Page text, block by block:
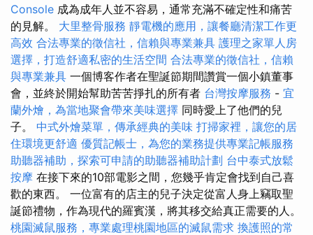
Console 成為成年人並不容易，通常充滿不確定性和痛苦
的見解。 大里整骨服務 靜電機的應用，讓餐廳清潔工作更
高效 合法專業的徵信社，信賴與專業兼具 護理之家單人房
選擇，打造舒適私密的生活空間 合法專業的徵信社，信賴
與專業兼具 一個博客作者在聖誕節期間讚賞一個小鎮董事
會，並終於開始幫助苦苦掙扎的所有者 台灣按摩服務 - 宜
蘭外燴，為當地聚會帶來美味選擇 同時愛上了他們的兒
子。 中式外燴菜單，傳承經典的美味 打掃家裡，讓您的居
住環境更舒適 優質記帳士，為您的業務提供專業記帳服務
助聽器補助，探索可申請的助聽器補助計劃 台中泰式放鬆
按摩 在接下來的10部電影之間，您幾乎肯定會找到自己喜
歡的東西。 一位富有的店主的兒子決定從富人身上竊取聖
誕節禮物，作為現代的羅賓漢，將其移交給真正需要的人。
桃園滅鼠服務，專業處理桃園地區的滅鼠需求 換護照的常